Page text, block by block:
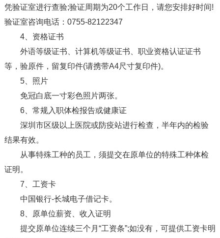
凭验证室进行查验;验证周期为20个工作日，请您安排好时间!
验证室咨询电话：0755-82122347
4、资格证书
外语等级证书、计算机等级证书、职业资格认证证书
等，验原件，留复印件(请携带A4尺寸复印件)。
5、照片
免冠白底一寸彩色照片两张。
6、常规入职体检报告或健康证
深圳市区级以上医院或防疫站进行检查，半年内的检验
结果有效。
从事特殊工种的员工，须提交在原单位的特殊工种体检
证明。
7、工资卡
中国银行-长城电子借记卡。
8、原单位薪资、收入证明
提交原单位连续三个月“工资条”;如没有，可提供工资卡明